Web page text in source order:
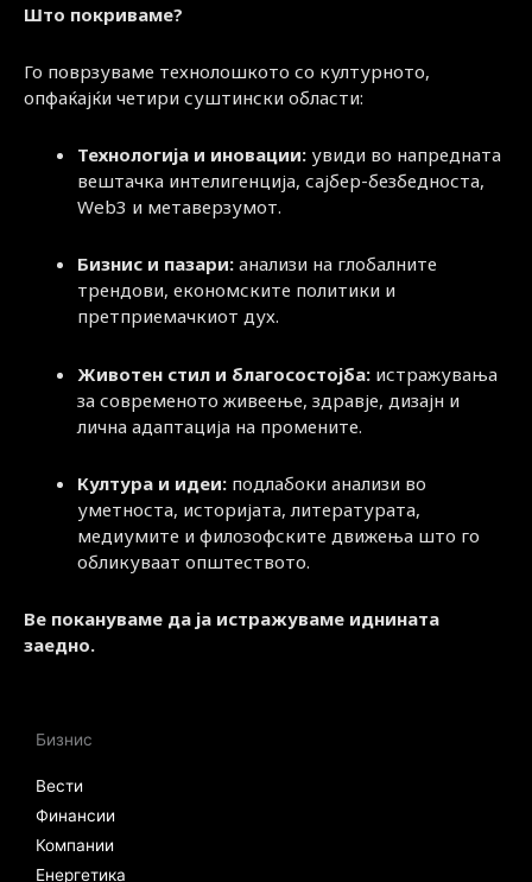
Што покриваме?
Го поврзуваме технолошкото со културното,
опфаќајќи четири суштински области:
Технологија и иновации: увиди во напредната
вештачка интелигенција, сајбер-безбедноста,
Web3 и метаверзумот.
Бизнис и пазари: анализи на глобалните
трендови, економските политики и
претприемачкиот дух.
Животен стил и благосостојба: истражувања
за современото живеење, здравје, дизајн и
лична адаптација на промените.
Култура и идеи: подлабоки анализи во
уметноста, историјата, литературата,
медиумите и филозофските движења што го
обликуваат општеството.
Ве покануваме да ја истражуваме иднината
заедно.
Бизнис
Вести
Финансии
Компании
Енергетика